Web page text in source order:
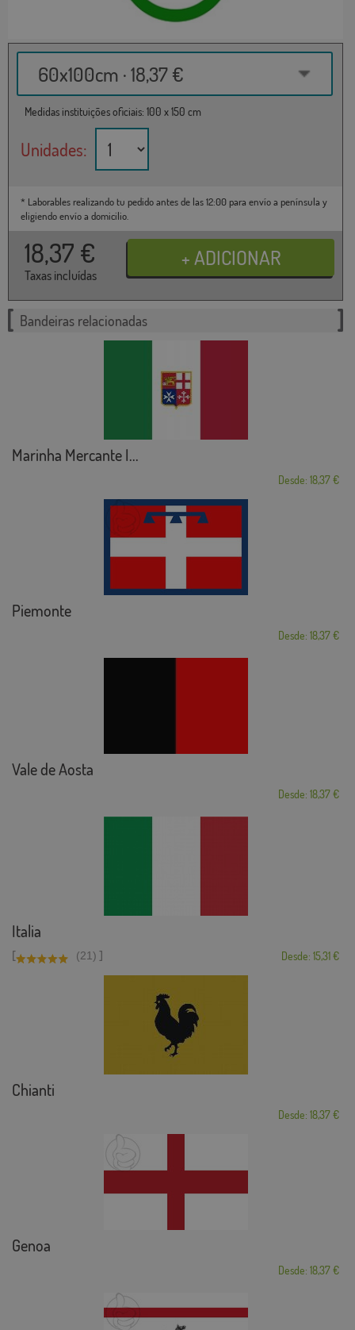
60x100cm · 18,37 €
Medidas instituições oficiais: 100 x 150 cm
Unidades:
* Laborables realizando tu pedido antes de las 12:00 para envío a península y
eligiendo envío a domicilio.
18,37 €
Taxas incluídas
Bandeiras relacionadas
Marinha Mercante I...
Desde: 18,37 €
Piemonte
Desde: 18,37 €
Vale de Aosta
Desde: 18,37 €
Italia
[ (21) ] Desde: 15,31 €
Chianti
Desde: 18,37 €
Genoa
Desde: 18,37 €